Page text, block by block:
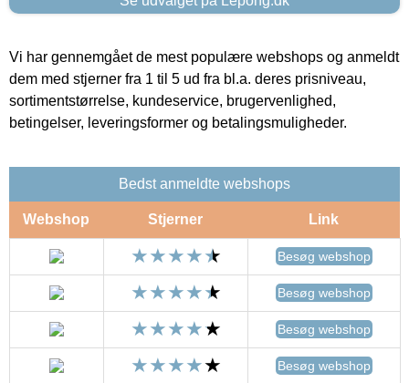
Vi har gennemgået de mest populære webshops og anmeldt
dem med stjerner fra 1 til 5 ud fra bl.a. deres prisniveau,
sortimentstørrelse, kundeservice, brugervenlighed,
betingelser, leveringsformer og betalingsmuligheder.
Bedst anmeldte webshops
Webshop Stjerner Link
Besøg webshop
Besøg webshop
Besøg webshop
Besøg webshop